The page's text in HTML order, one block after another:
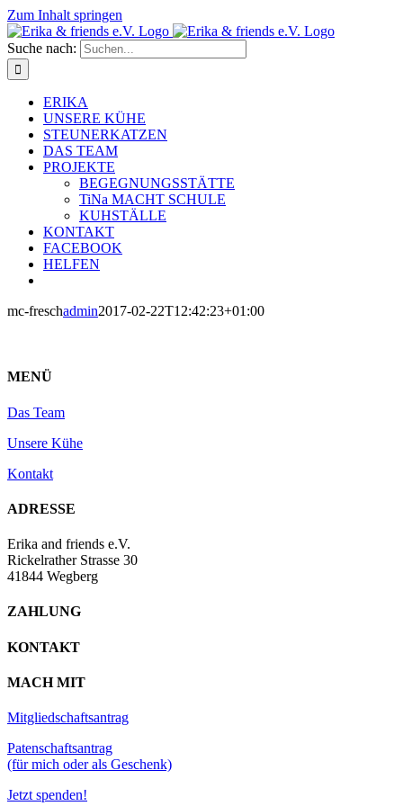
Zum Inhalt springen
Suche nach:
ERIKA
UNSERE KÜHE
STEUNERKATZEN
DAS TEAM
PROJEKTE
BEGEGNUNGSSTÄTTE
TiNa MACHT SCHULE
KUHSTÄLLE
KONTAKT
FACEBOOK
HELFEN
mc-freschadmin2017-02-22T12:42:23+01:00
MENÜ
Das Team
Unsere Kühe
Kontakt
ADRESSE
Erika and friends e.V.
Rickelrather Strasse 30
41844 Wegberg
ZAHLUNG
KONTAKT
MACH MIT
Mitgliedschaftsantrag
Patenschaftsantrag
(für mich oder als Geschenk)
Jetzt spenden!